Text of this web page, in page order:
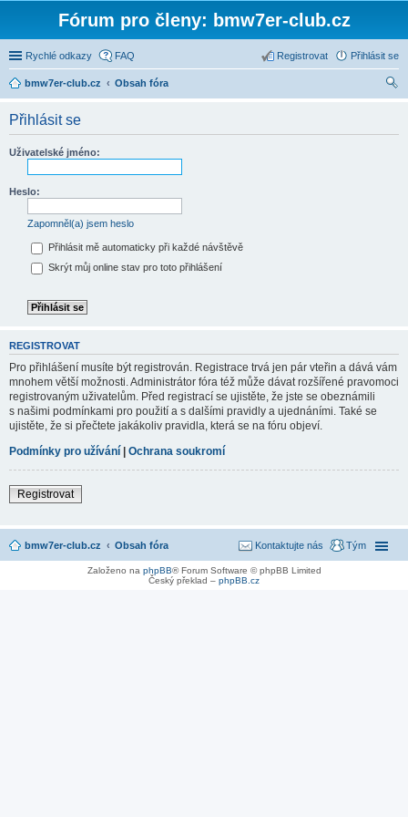
Fórum pro členy: bmw7er-club.cz
Rychlé odkazy FAQ Přihlásit se
Registrovat
bmw7er-club.cz
Obsah fóra
Přihlásit se
Uživatelské jméno:
Heslo:
Zapomněl(a) jsem heslo
Přihlásit mě automaticky při každé návštěvě
Skrýt můj online stav pro toto přihlášení
REGISTROVAT
Pro přihlášení musíte být registrován. Registrace trvá jen pár vteřin a dává vám
mnohem větší možnosti. Administrátor fóra též může dávat rozšířené pravomoci
registrovaným uživatelům. Před registrací se ujistěte, že jste se obeznámili
s našimi podmínkami pro použití a s dalšími pravidly a ujednáními. Také se
ujistěte, že si přečtete jakákoliv pravidla, která se na fóru objeví.
Podmínky pro užívání | Ochrana soukromí
Registrovat
bmw7er-club.cz Obsah fóra Tým
Kontaktujte nás
Založeno na phpBB® Forum Software © phpBB Limited
Český překlad – phpBB.cz